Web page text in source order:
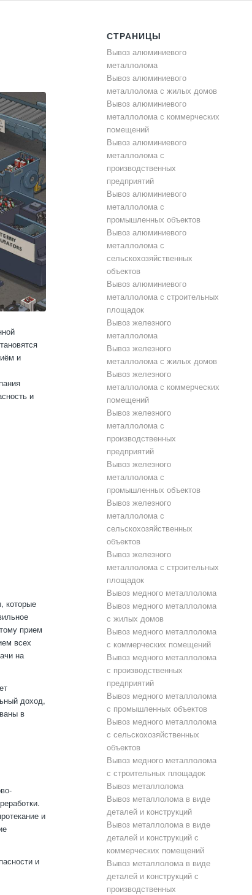
и
и
которые
прием
всех
на
доход,
в
и
и
СТРАНИЦЫ
Вывоз алюминиевого
металлолома
Вывоз алюминиевого
металлолома с жилых домов
Вывоз алюминиевого
металлолома с коммерческих
помещений
Вывоз алюминиевого
металлолома с
производственных
предприятий
Вывоз алюминиевого
металлолома с
промышленных объектов
Вывоз алюминиевого
металлолома с
сельскохозяйственных
объектов
Вывоз алюминиевого
металлолома с строительных
площадок
Вывоз железного
металлолома
Вывоз железного
металлолома с жилых домов
Вывоз железного
металлолома с коммерческих
помещений
Вывоз железного
металлолома с
производственных
предприятий
Вывоз железного
металлолома с
промышленных объектов
Вывоз железного
металлолома с
сельскохозяйственных
объектов
Вывоз железного
металлолома с строительных
площадок
Вывоз медного металлолома
Вывоз медного металлолома
с жилых домов
Вывоз медного металлолома
с коммерческих помещений
Вывоз медного металлолома
с производственных
предприятий
Вывоз медного металлолома
с промышленных объектов
Вывоз медного металлолома
с сельскохозяйственных
объектов
Вывоз медного металлолома
с строительных площадок
Вывоз металлолома
Вывоз металлолома в виде
деталей и конструкций
Вывоз металлолома в виде
деталей и конструкций с
коммерческих помещений
Вывоз металлолома в виде
деталей и конструкций с
производственных